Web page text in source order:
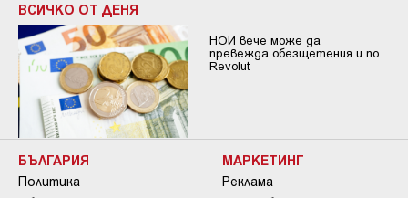
ВСИЧКО ОТ ДЕНЯ
НОИ вече може да
превежда обезщетения и по
Revolut
БЪЛГАРИЯ
Политика
МАРКЕТИНГ
Реклама